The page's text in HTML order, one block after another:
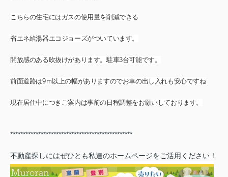
こちらの住宅にはガスの使用量を削減できる
省エネ給湯器エコジョーズがついています。
開放感のある吹抜けがあります。駐車3台可能です。
前面道路は9ｍ以上の幅がありますのでお車の出し入れも安心ですね
現在居住中につきご案内は事前の日程調整をお願いしております。
************************************************
不動産探しにはぜひとも私達のホームページをご活用ください！